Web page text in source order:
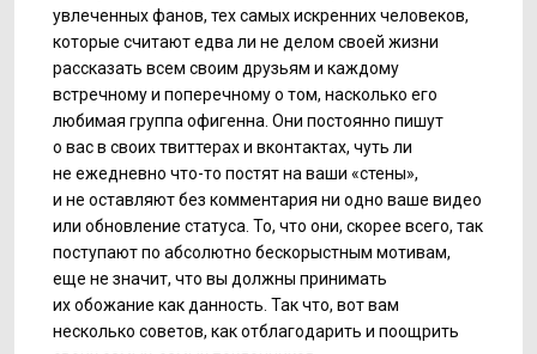
увлеченных фанов, тех самых искренних человеков,
которые считают едва ли не делом своей жизни
рассказать всем своим друзьям и каждому
встречному и поперечному о том, насколько его
любимая группа офигенна. Они постоянно пишут
о вас в своих твиттерах и вконтактах, чуть ли
не ежедневно что-то постят на ваши «стены»,
и не оставляют без комментария ни одно ваше видео
или обновление статуса. То, что они, скорее всего, так
поступают по абсолютно бескорыстным мотивам,
еще не значит, что вы должны принимать
их обожание как данность. Так что, вот вам
несколько советов, как отблагодарить и поощрить